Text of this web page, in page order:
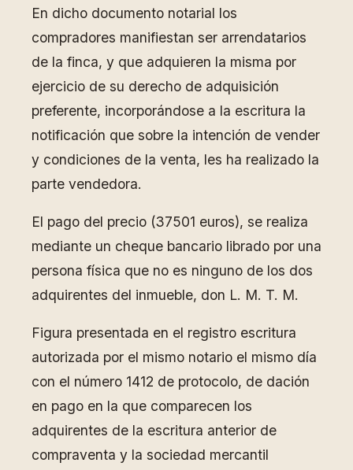
En dicho documento notarial los
compradores manifiestan ser arrendatarios
de la finca, y que adquieren la misma por
ejercicio de su derecho de adquisición
preferente, incorporándose a la escritura la
notificación que sobre la intención de vender
y condiciones de la venta, les ha realizado la
parte vendedora.
El pago del precio (37501 euros), se realiza
mediante un cheque bancario librado por una
persona física que no es ninguno de los dos
adquirentes del inmueble, don L. M. T. M.
Figura presentada en el registro escritura
autorizada por el mismo notario el mismo día
con el número 1412 de protocolo, de dación
en pago en la que comparecen los
adquirentes de la escritura anterior de
compraventa y la sociedad mercantil